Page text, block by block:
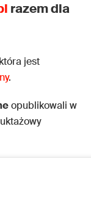
razem dla
jest
.
opublikowali w